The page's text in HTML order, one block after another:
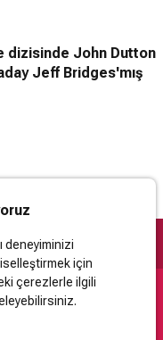
dizisinde John Dutton
Jeff Bridges'mış
deneyiminizi
için
çerezlerle ilgili